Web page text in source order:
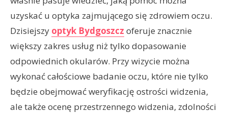
uzyskać u optyka zajmującego się zdrowiem oczu.
Dzisiejszy optyk Bydgoszcz oferuje znacznie
większy zakres usług niż tylko dopasowanie
odpowiednich okularów. Przy wizycie można
wykonać całościowe badanie oczu, które nie tylko
będzie obejmować weryfikację ostrości widzenia,
ale także ocenę przestrzennego widzenia, zdolności